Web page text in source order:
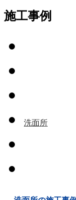
施工事例
洗面所